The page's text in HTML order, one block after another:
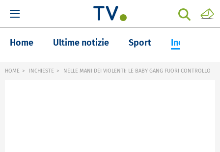
Home Ultime notizie Sport Inchieste
HOME INCHIESTE NELLE MANI DEI VIOLENTI: LE BABY GANG FUORI CONTROLLO